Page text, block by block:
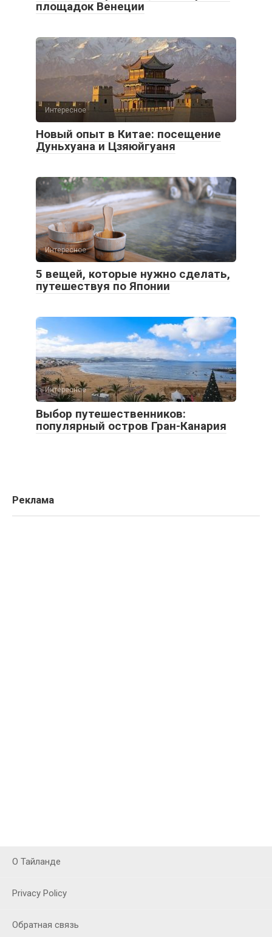
площадок Венеции
Интересное
Новый опыт в Китае: посещение
Дуньхуана и Цзяюйгуаня
Интересное
5 вещей, которые нужно сделать,
путешествуя по Японии
Интересное
Выбор путешественников:
популярный остров Гран-Канария
Реклама
О Тайланде
Privacy Policy
Обратная связь